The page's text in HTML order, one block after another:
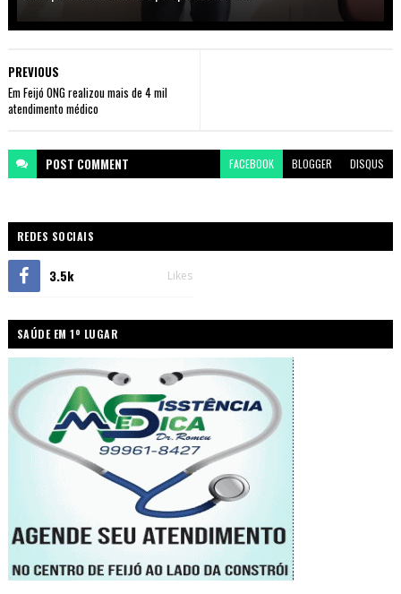
PREVIOUS
Em Feijó ONG realizou mais de 4 mil
atendimento médico
POST COMMENT FACEBOOK BLOGGER DISQUS
REDES SOCIAIS
3.5k Likes
SAÚDE EM 1º LUGAR